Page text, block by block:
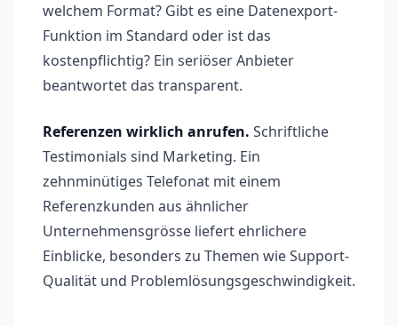
welchem Format? Gibt es eine Datenexport-
Funktion im Standard oder ist das
kostenpflichtig? Ein seriöser Anbieter
beantwortet das transparent.
Referenzen wirklich anrufen. Schriftliche
Testimonials sind Marketing. Ein
zehnminütiges Telefonat mit einem
Referenzkunden aus ähnlicher
Unternehmensgrösse liefert ehrlichere
Einblicke, besonders zu Themen wie Support-
Qualität und Problemlösungsgeschwindigkeit.